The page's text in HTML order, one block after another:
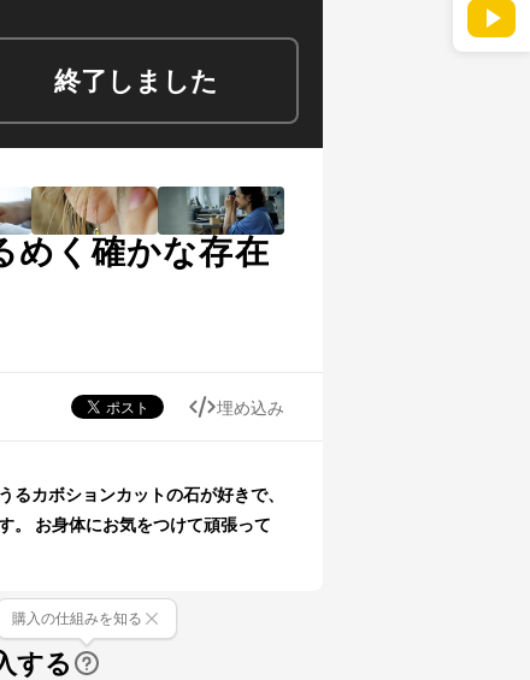
終了しました
めく確かな存在
埋め込み
。 お身体にお気をつけて頑張って
する
購入の仕組みを知る